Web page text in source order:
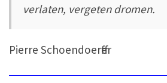
verlaten, vergeten dromen.
Pierre Schoendoerffer